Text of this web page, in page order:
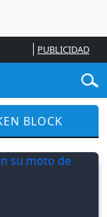
PUBLICIDAD
BLOCK